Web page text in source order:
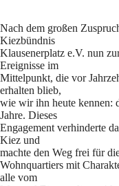
Nach dem großen
Kiezbündnis
Klausenerplatz e.V. nun
Ereignisse im
Mittelpunkt, die vor
erhalten blieb,
wie wir ihn heute kennen:
Jahre. Dieses
Engagement verhinderte
Kiez und
machte den Weg frei für
Wohnquartiers mit
alle vom